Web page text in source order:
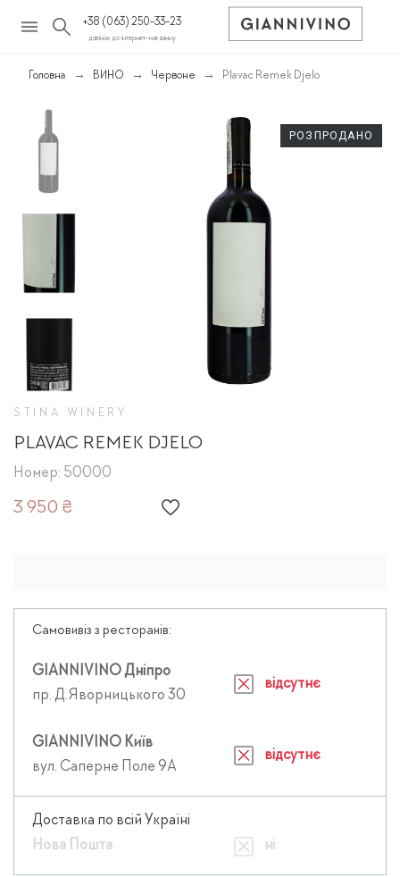
+38 (063) 250-33-23
дзвінок до інтернет-магазину
Головна ВИНО Червоне Plavac Remek Djelo
РОЗПРОДАНО
STINA WINERY
PLAVAC REMEK DJELO
Номер: 50000
3 950 ₴
Самовивіз з ресторанів:
GIANNIVINO Дніпро
пр. Д.Яворницького 30
відсутнє
GIANNIVINO Київ
вул. Саперне Поле 9А
відсутнє
Доставка по всій Україні
Нова Пошта
ні